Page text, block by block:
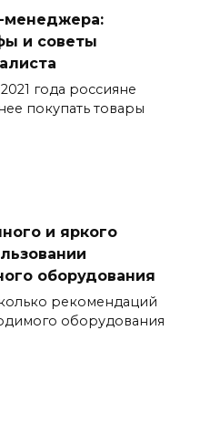
менеджера:
и советы
года россияне
покупать товары
и яркого
оборудования
рекомендаций
оборудования